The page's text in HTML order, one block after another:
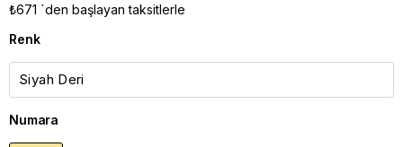
₺671 `den başlayan taksitlerle
Renk
Numara